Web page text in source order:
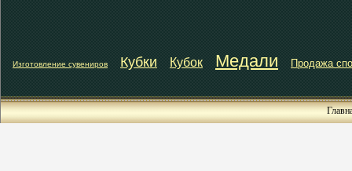
Изготовление сувениров Кубки Кубок Медали Продажа